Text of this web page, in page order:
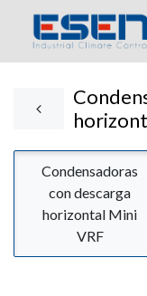
Condensadoras
con descarga
horizontal Mini
VRF